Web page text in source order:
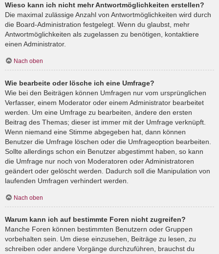
Wieso kann ich nicht mehr Antwortmöglichkeiten erstellen?
Die maximal zulässige Anzahl von Antwortmöglichkeiten wird durch
die Board-Administration festgelegt. Wenn du glaubst, mehr
Antwortmöglichkeiten als zugelassen zu benötigen, kontaktiere
einen Administrator.
Nach oben
Wie bearbeite oder lösche ich eine Umfrage?
Wie bei den Beiträgen können Umfragen nur vom ursprünglichen
Verfasser, einem Moderator oder einem Administrator bearbeitet
werden. Um eine Umfrage zu bearbeiten, ändere den ersten
Beitrag des Themas; dieser ist immer mit der Umfrage verknüpft.
Wenn niemand eine Stimme abgegeben hat, dann können
Benutzer die Umfrage löschen oder die Umfrageoption bearbeiten.
Sollte allerdings schon ein Benutzer abgestimmt haben, so kann
die Umfrage nur noch von Moderatoren oder Administratoren
geändert oder gelöscht werden. Dadurch soll die Manipulation von
laufenden Umfragen verhindert werden.
Nach oben
Warum kann ich auf bestimmte Foren nicht zugreifen?
Manche Foren können bestimmten Benutzern oder Gruppen
vorbehalten sein. Um diese einzusehen, Beiträge zu lesen, zu
schreiben oder andere Vorgänge durchzuführen, brauchst du